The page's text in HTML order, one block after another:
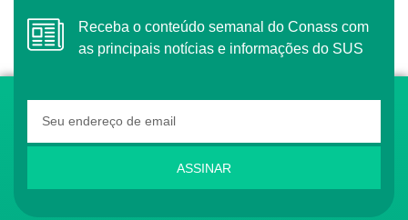
Receba o conteúdo semanal do Conass com
as principais notícias e informações do SUS
ASSINAR